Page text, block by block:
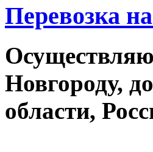
Перевозка
Новгороду,
области,